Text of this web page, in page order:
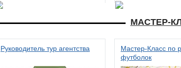
МАСТЕР-
Руководитель тур агентства
Мастер-Класс по
футболок